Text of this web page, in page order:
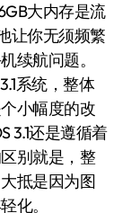
大内存是流
让你无须频繁
续航问题。
系统，整体
小幅度的改
3.1还是遵循着
别就是，整
抵是因为图
化。